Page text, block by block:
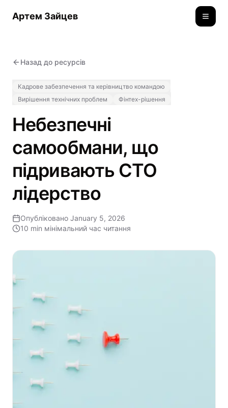
Артем Зайцев
Назад до ресурсів
Кадрове забезпечення та керівництво командою
Вирішення технічних проблем
Фінтех-рішення
Небезпечні
самообмани, що
підривають CTO
лідерство
Опубліковано January 5, 2026
10 min мінімальний час читання